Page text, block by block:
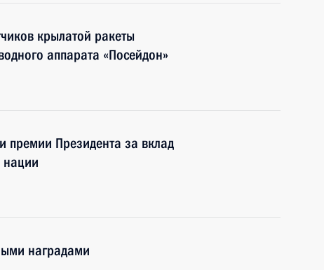
крылатой ракеты
аппарата «Посейдон»
премии Президента за вклад
нации
наградами